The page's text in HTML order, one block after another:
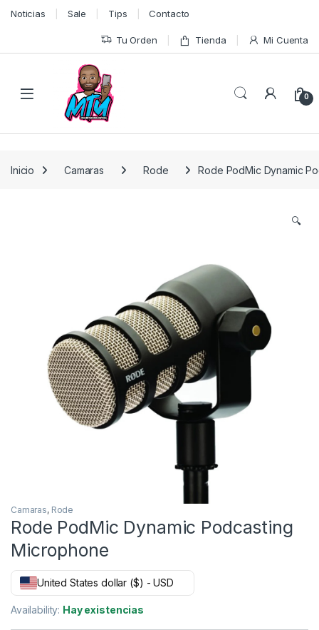
Skip to navigation
Skip to content
Noticias Sale Tips Contacto
Tu Orden Tienda Mi Cuenta
0
Inicio Camaras Rode Rode PodMic Dynamic
🔍
Camaras, Rode
Rode PodMic Dynamic Podcasting
Microphone
United States dollar ($) - USD
Availability: Hay existencias